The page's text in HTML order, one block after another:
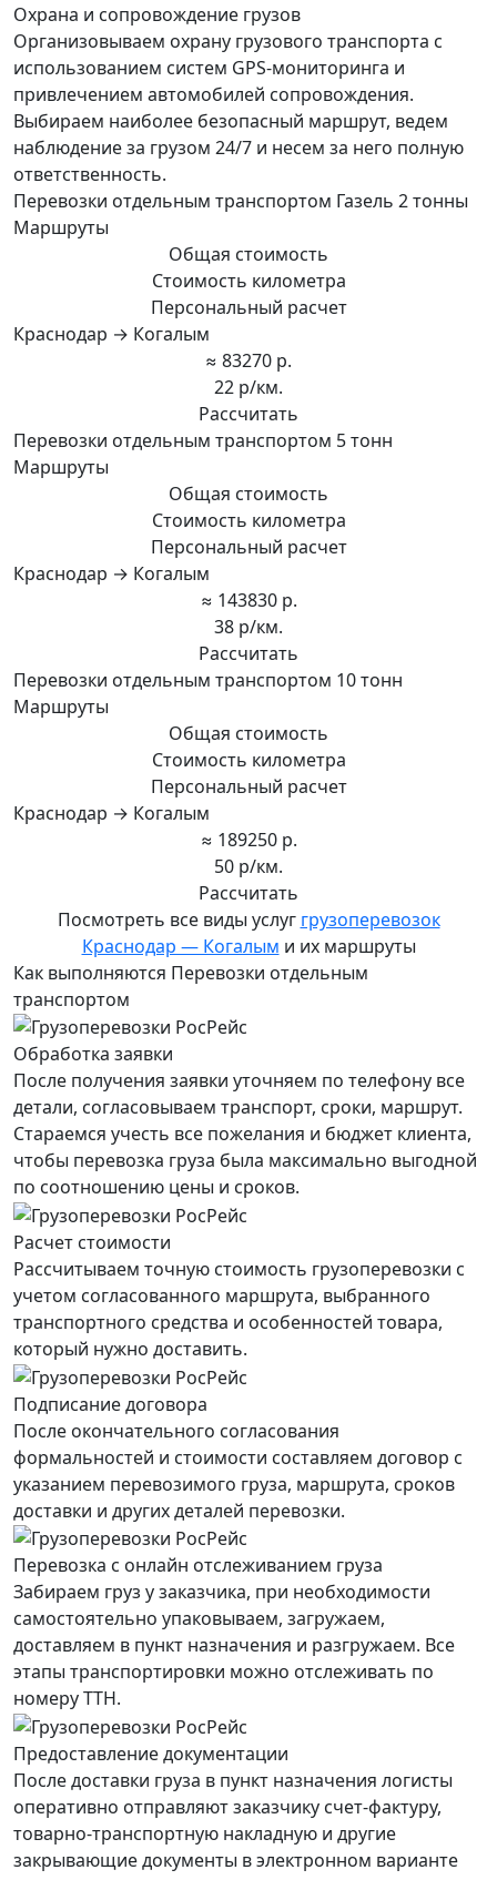
Охрана и сопровождение грузов
Организовываем охрану грузового транспорта с
использованием систем GPS-мониторинга и
привлечением автомобилей сопровождения.
Выбираем наиболее безопасный маршрут, ведем
наблюдение за грузом 24/7 и несем за него полную
ответственность.
Перевозки отдельным транспортом Газель 2 тонны
Маршруты
Общая стоимость
Стоимость километра
Персональный расчет
Краснодар → Когалым
≈ 83270 р.
22 р/км.
Рассчитать
Перевозки отдельным транспортом 5 тонн
Маршруты
Общая стоимость
Стоимость километра
Персональный расчет
Краснодар → Когалым
≈ 143830 р.
38 р/км.
Рассчитать
Перевозки отдельным транспортом 10 тонн
Маршруты
Общая стоимость
Стоимость километра
Персональный расчет
Краснодар → Когалым
≈ 189250 р.
50 р/км.
Рассчитать
Посмотреть все виды услуг грузоперевозок
Краснодар — Когалым и их маршруты
Как выполняются Перевозки отдельным
транспортом
Обработка заявки
После получения заявки уточняем по телефону все
детали, согласовываем транспорт, сроки, маршрут.
Стараемся учесть все пожелания и бюджет клиента,
чтобы перевозка груза была максимально выгодной
по соотношению цены и сроков.
Расчет стоимости
Рассчитываем точную стоимость грузоперевозки с
учетом согласованного маршрута, выбранного
транспортного средства и особенностей товара,
который нужно доставить.
Подписание договора
После окончательного согласования
формальностей и стоимости составляем договор с
указанием перевозимого груза, маршрута, сроков
доставки и других деталей перевозки.
Перевозка с онлайн отслеживанием груза
Забираем груз у заказчика, при необходимости
самостоятельно упаковываем, загружаем,
доставляем в пункт назначения и разгружаем. Все
этапы транспортировки можно отслеживать по
номеру ТТН.
Предоставление документации
После доставки груза в пункт назначения логисты
оперативно отправляют заказчику счет-фактуру,
товарно-транспортную накладную и другие
закрывающие документы в электронном варианте